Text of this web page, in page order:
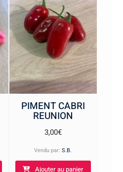
PIMENT CABRI
REUNION
3,00€
Vendu par:S.B.
Ajouter au panier